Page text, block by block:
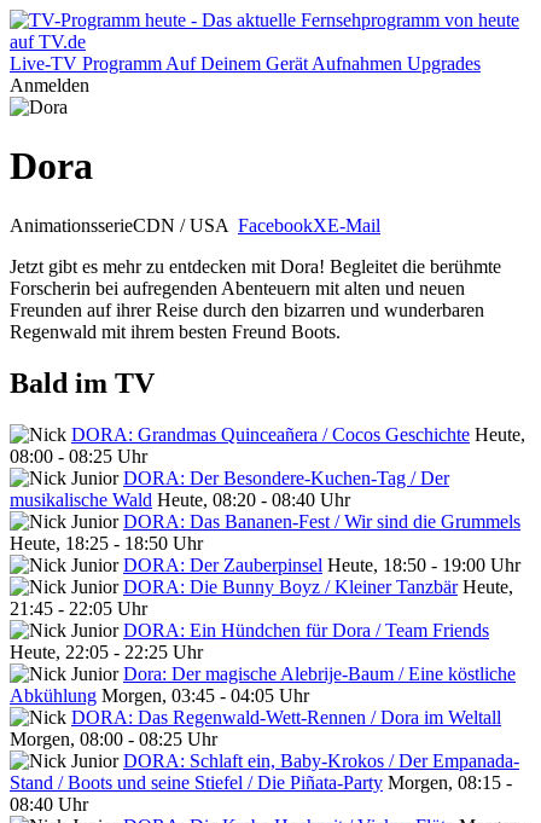
Live-TV Programm Auf Deinem Gerät Aufnahmen Upgrades
Anmelden
Dora
AnimationsserieCDN / USA FacebookXE-Mail
Jetzt gibt es mehr zu entdecken mit Dora! Begleitet die berühmte
Forscherin bei aufregenden Abenteuern mit alten und neuen
Freunden auf ihrer Reise durch den bizarren und wunderbaren
Regenwald mit ihrem besten Freund Boots.
Bald im TV
DORA: Grandmas Quinceañera / Cocos Geschichte Heute,
08:00 - 08:25 Uhr
DORA: Der Besondere-Kuchen-Tag / Der
musikalische Wald Heute, 08:20 - 08:40 Uhr
DORA: Das Bananen-Fest / Wir sind die Grummels
Heute, 18:25 - 18:50 Uhr
DORA: Der Zauberpinsel Heute, 18:50 - 19:00 Uhr
DORA: Die Bunny Boyz / Kleiner Tanzbär Heute,
21:45 - 22:05 Uhr
DORA: Ein Hündchen für Dora / Team Friends
Heute, 22:05 - 22:25 Uhr
Dora: Der magische Alebrije-Baum / Eine köstliche
Abkühlung Morgen, 03:45 - 04:05 Uhr
DORA: Das Regenwald-Wett-Rennen / Dora im Weltall
Morgen, 08:00 - 08:25 Uhr
DORA: Schlaft ein, Baby-Krokos / Der Empanada-
Stand / Boots und seine Stiefel / Die Piñata-Party Morgen, 08:15 -
08:40 Uhr